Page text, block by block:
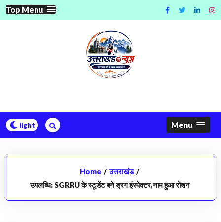
Skip
to
Top Menu
Menu
Home / उत्तराखंड /
उपलब्धि: SGRRU के स्टूडेंट बने ड्रग इंस्पेक्टर,नाम हुआ रोशन